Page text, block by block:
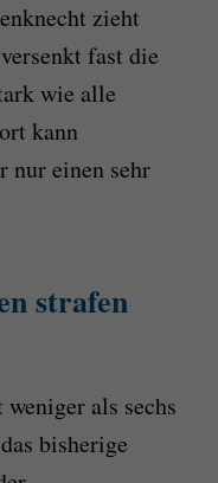
zieht
fast die
wie alle
kann
nur einen sehr
strafen
als sechs
bisherige